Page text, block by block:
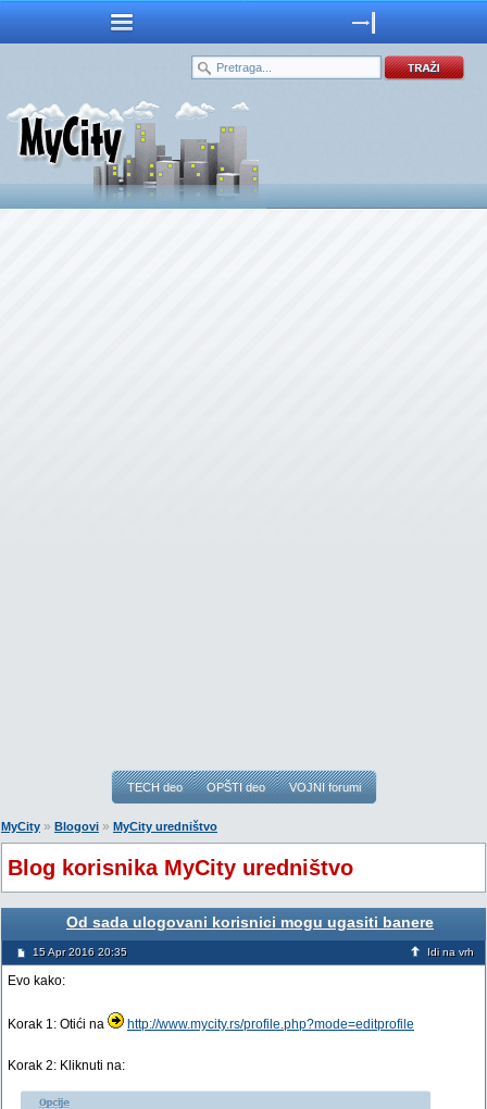
TECH deo OPŠTI deo VOJNI forumi
MyCity » Blogovi » MyCity uredništvo
Blog korisnika MyCity uredništvo
Od sada ulogovani korisnici mogu ugasiti banere
15 Apr 2016 20:35 Idi na vrh
Evo kako:
Korak 1: Otići na http://www.mycity.rs/profile.php?mode=editprofile
Korak 2: Kliknuti na: